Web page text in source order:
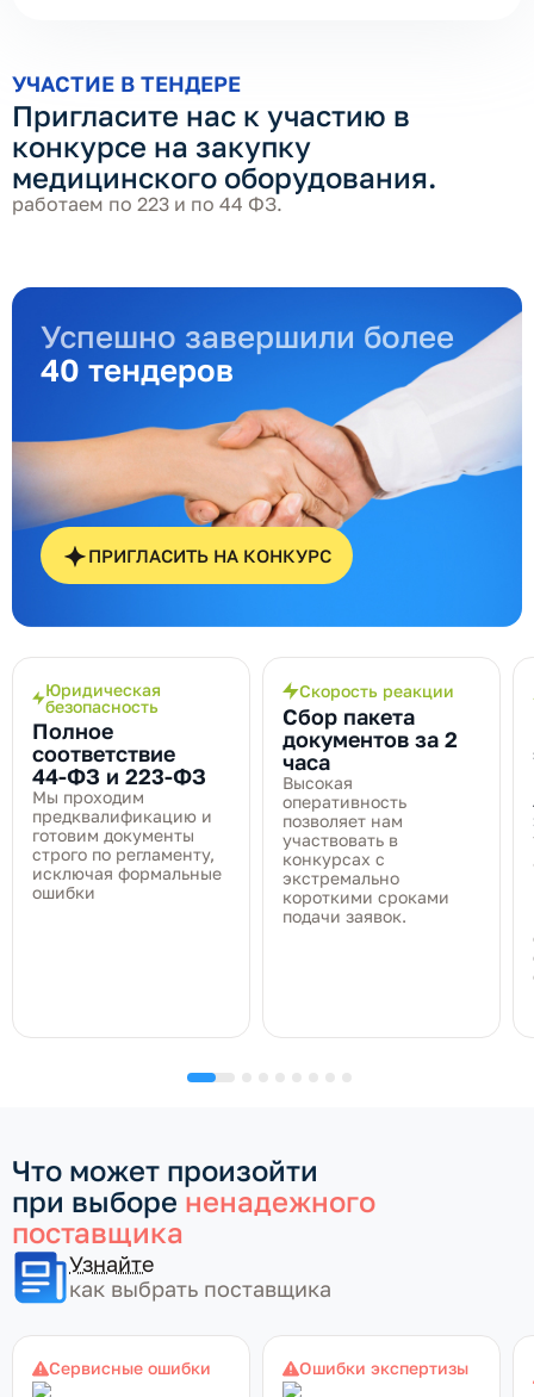
УЧАСТИЕ В ТЕНДЕРЕ
Пригласите нас к участию в
конкурсе на закупку
медицинского оборудования.
работаем по 223 и по 44 ФЗ.
Успешно завершили более
40 тендеров
ПРИГЛАСИТЬ НА КОНКУРС
Юридическая
безопасность
Полное
соответствие
44‑ФЗ и 223‑ФЗ
Мы проходим
предквалификацию и
готовим документы
строго по регламенту,
исключая формальные
ошибки
Скорость реакции
Сбор пакета
документов за 2
часа
Высокая
оперативность
позволяет нам
участвовать в
конкурсах с
экстремально
короткими сроками
подачи заявок.
Что может произойти
при выборе ненадежного
поставщика
Узнайте
как выбрать поставщика
Сервисные ошибки Ошибки экспертизы